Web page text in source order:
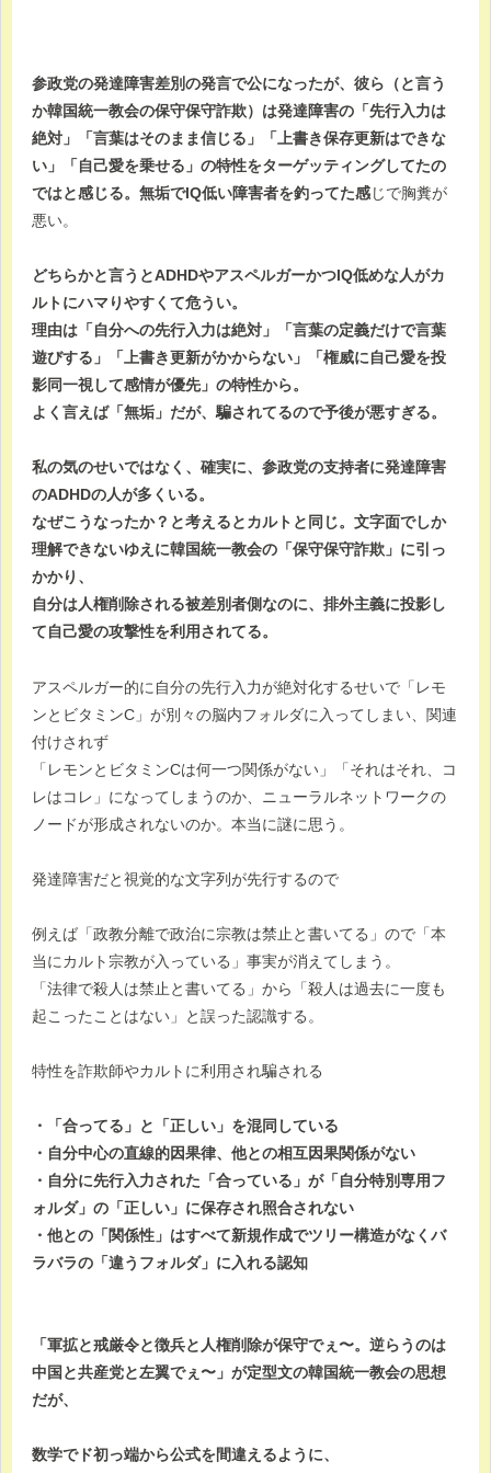
参政党の発達障害差別の発言で公になったが、彼ら（と言う
か韓国統一教会の保守保守詐欺）は発達障害の「先行入力は
絶対」「言葉はそのまま信じる」「上書き保存更新はできな
い」「自己愛を乗せる」の特性をターゲッティングしてたの
ではと感じる。無垢でIQ低い障害者を釣ってた感じで胸糞が
悪い。
どちらかと言うとADHDやアスペルガーかつIQ低めな人がカ
ルトにハマりやすくて危うい。
理由は「自分への先行入力は絶対」「言葉の定義だけで言葉
遊びする」「上書き更新がかからない」「権威に自己愛を投
影同一視して感情が優先」の特性から。
よく言えば「無垢」だが、騙されてるので予後が悪すぎる。
私の気のせいではなく、確実に、参政党の支持者に発達障害
のADHDの人が多くいる。
なぜこうなったか？と考えるとカルトと同じ。文字面でしか
理解できないゆえに韓国統一教会の「保守保守詐欺」に引っ
かかり、
自分は人権削除される被差別者側なのに、排外主義に投影し
て自己愛の攻撃性を利用されてる。
アスペルガー的に自分の先行入力が絶対化するせいで「レモ
ンとビタミンC」が別々の脳内フォルダに入ってしまい、関連
付けされず
「レモンとビタミンCは何一つ関係がない」「それはそれ、コ
レはコレ」になってしまうのか、ニューラルネットワークの
ノードが形成されないのか。本当に謎に思う。
発達障害だと視覚的な文字列が先行するので
例えば「政教分離で政治に宗教は禁止と書いてる」ので「本
当にカルト宗教が入っている」事実が消えてしまう。
「法律で殺人は禁止と書いてる」から「殺人は過去に一度も
起こったことはない」と誤った認識する。
特性を詐欺師やカルトに利用され騙される
・「合ってる」と「正しい」を混同している
・自分中心の直線的因果律、他との相互因果関係がない
・自分に先行入力された「合っている」が「自分特別専用フ
ォルダ」の「正しい」に保存され照合されない
・他との「関係性」はすべて新規作成でツリー構造がなくバ
ラバラの「違うフォルダ」に入れる認知
「軍拡と戒厳令と徴兵と人権削除が保守でぇ〜。逆らうのは
中国と共産党と左翼でぇ〜」が定型文の韓国統一教会の思想
だが、
数学でド初っ端から公式を間違えるように、